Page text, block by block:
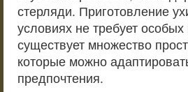
стерляди. Приготовление
условиях не требует
существует множество
которые можно
предпочтения.